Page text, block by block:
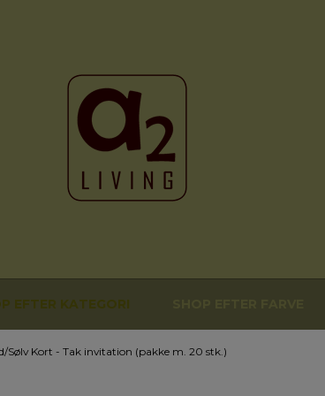
EFTER KATEGORI
Sølv Kort - Tak invitation (pakke m. 20 stk.)